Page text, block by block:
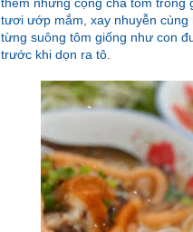
tươi ướp mắm, xay nhuyễn cùng
từng suông tôm giống như con
trước khi dọn ra tô.